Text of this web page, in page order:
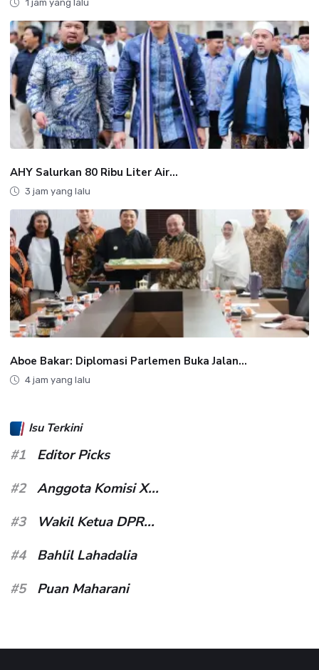
1 jam yang lalu
AHY Salurkan 80 Ribu Liter Air...
3 jam yang lalu
Aboe Bakar: Diplomasi Parlemen Buka Jalan...
4 jam yang lalu
Isu Terkini
#1
Editor Picks
#2
Anggota Komisi X...
#3
Wakil Ketua DPR...
#4
Bahlil Lahadalia
#5
Puan Maharani